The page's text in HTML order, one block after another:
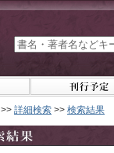
>> 詳細検索 >> 検索結果